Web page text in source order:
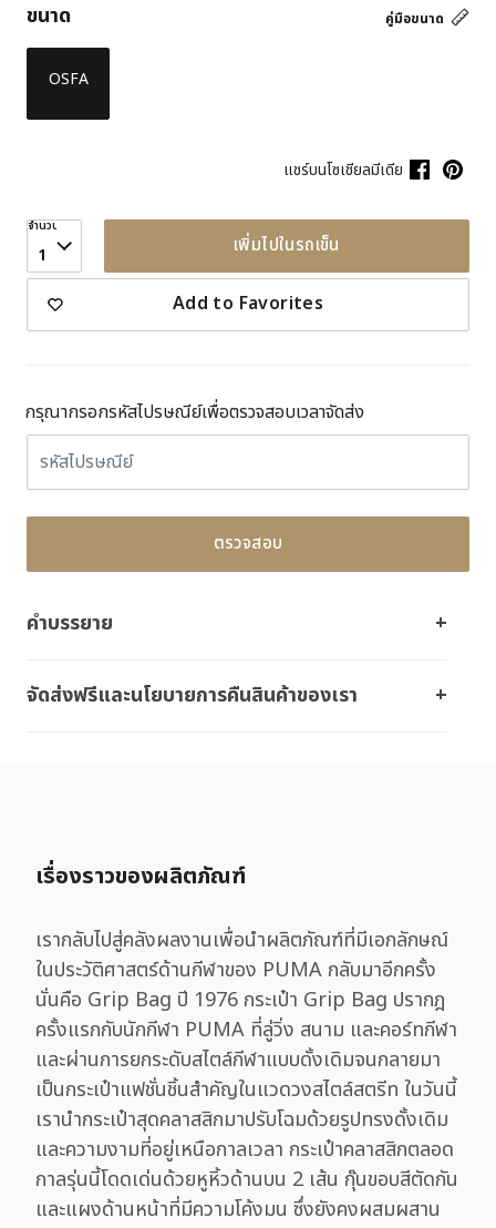
คู่มือขนาด
ขนาด
OSFA
แชร์บนโซเชียลมีเดีย
จำนวน
1 เพิ่มไปในรถเข็น
Add to Favorites
กรุณากรอกรหัสไปรษณีย์เพื่อตรวจสอบเวลาจัดส่ง
ตรวจสอบ
คำบรรยาย
จัดส่งฟรีและนโยบายการคืนสินค้าของเรา
เรื่องราวของผลิตภัณฑ์
เรากลับไปสู่คลังผลงานเพื่อนำผลิตภัณฑ์ที่มีเอกลักษณ์
ในประวัติศาสตร์ด้านกีฬาของ PUMA กลับมาอีกครั้ง
นั่นคือ Grip Bag ปี 1976 กระเป๋า Grip Bag ปรากฎ
ครั้งแรกกับนักกีฬา PUMA ที่ลู่วิ่ง สนาม และคอร์ทกีฬา
และผ่านการยกระดับสไตล์กีฬาแบบดั้งเดิมจนกลายมา
เป็นกระเป๋าแฟชั่นชิ้นสำคัญในแวดวงสไตล์สตรีท ในวันนี้
เรานำกระเป๋าสุดคลาสสิกมาปรับโฉมด้วยรูปทรงดั้งเดิม
และความงามที่อยู่เหนือกาลเวลา กระเป๋าคลาสสิกตลอด
กาลรุ่นนี้โดดเด่นด้วยหูหิ้วด้านบน 2 เส้น กุ๊นขอบสีตัดกัน
และแผงด้านหน้าที่มีความโค้งมน ซึ่งยังคงผสมผสาน